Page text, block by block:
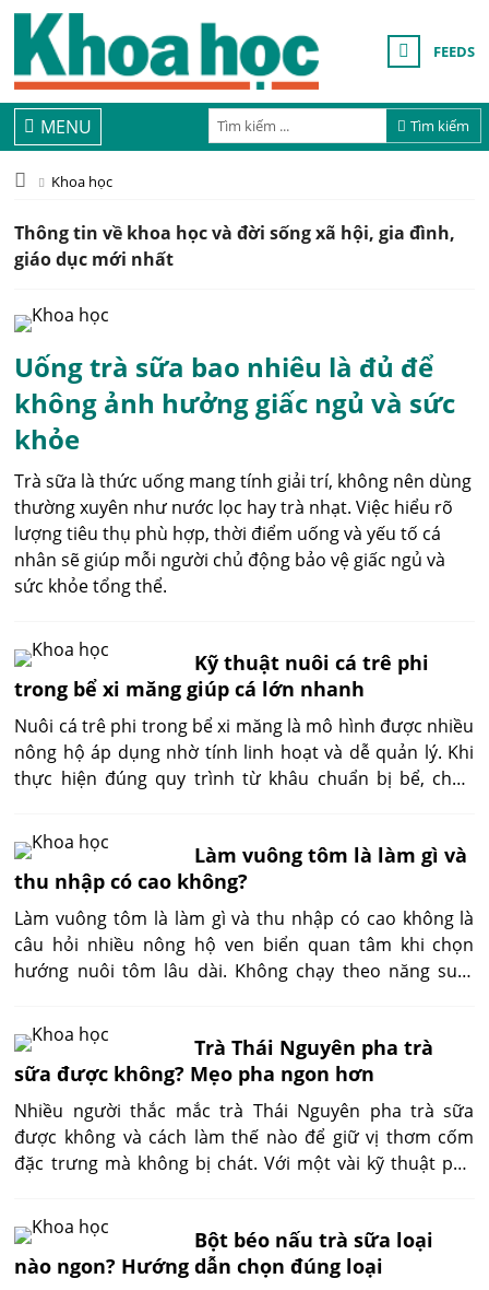
FEEDS
Tìm kiếm
MENU
Khoa học
Thông tin về khoa học và đời sống xã hội, gia đình,
giáo dục mới nhất
Uống trà sữa bao nhiêu là đủ để
không ảnh hưởng giấc ngủ và sức
khỏe
Trà sữa là thức uống mang tính giải trí, không nên dùng
thường xuyên như nước lọc hay trà nhạt. Việc hiểu rõ
lượng tiêu thụ phù hợp, thời điểm uống và yếu tố cá
nhân sẽ giúp mỗi người chủ động bảo vệ giấc ngủ và
sức khỏe tổng thể.
Kỹ thuật nuôi cá trê phi
trong bể xi măng giúp cá lớn nhanh
Nuôi cá trê phi trong bể xi măng là mô hình được nhiều
nông hộ áp dụng nhờ tính linh hoạt và dễ quản lý. Khi
thực hiện đúng quy trình từ khâu chuẩn bị bể, chọn
sinh trưởng ổn định và cho hiệu quả kinh tế rõ rệt. Việc
nắm vững kỹ thuật giúp người nuôi giảm rủi ro và chủ
động trong sản xuất.
Làm vuông tôm là làm gì và
thu nhập có cao không?
Làm vuông tôm là làm gì và thu nhập có cao không là
câu hỏi nhiều nông hộ ven biển quan tâm khi chọn
hướng nuôi tôm lâu dài. Không chạy theo năng suất
ít rủi ro và tận dụng điều kiện tự nhiên sẵn có. Hiểu
đúng bản chất nghề sẽ giúp người nuôi quyết định có
nên theo đuổi mô hình này hay không.
Trà Thái Nguyên pha trà
sữa được không? Mẹo pha ngon hơn
Nhiều người thắc mắc trà Thái Nguyên pha trà sữa
được không và cách làm thế nào để giữ vị thơm cốm
đặc trưng mà không bị chát. Với một vài kỹ thuật pha
quen thuộc này để tạo ra ly trà sữa hài hòa, dễ uống và
ổn định hương vị.
Bột béo nấu trà sữa loại
nào ngon? Hướng dẫn chọn đúng loại